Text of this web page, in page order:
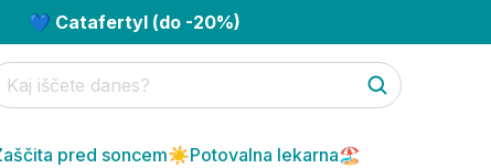
💙 Catafertyl (do -20%)
pred soncem☀️Potovalna lekarna🏖️